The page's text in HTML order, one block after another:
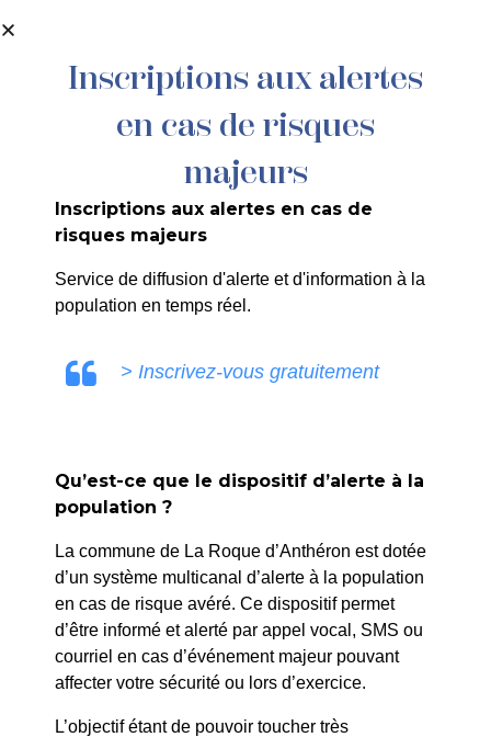
principal
Basket
Accueil> Agenda>Basket
Inscriptions aux alertes
en cas de risques
majeurs
Inscriptions aux alertes en cas de
risques majeurs
Service de diffusion d'alerte et d'information à la
population en temps réel.
> Inscrivez-vous gratuitement
Qu’est-ce que le dispositif d’alerte à la
population ?
La commune de La Roque d’Anthéron est dotée
d’un système multicanal d’alerte à la population
en cas de risque avéré. Ce dispositif permet
d’être informé et alerté par appel vocal, SMS ou
courriel en cas d’événement majeur pouvant
affecter votre sécurité ou lors d’exercice.
L’objectif étant de pouvoir toucher très